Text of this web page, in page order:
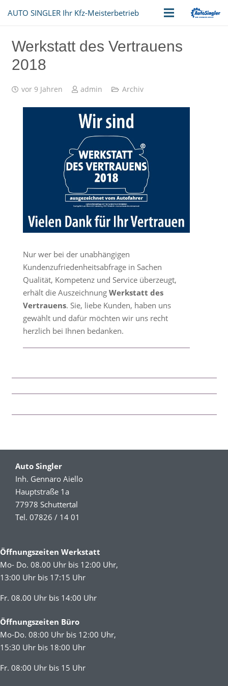
AUTO SINGLER Ihr Kfz-Meisterbetrieb
Werkstatt des Vertrauens
2018
vor 9 Jahren admin Archiv
Nur wer bei der unabhängigen
Kundenzufriedenheitsabfrage in Sachen
Qualität, Kompetenz und Service überzeugt,
erhält die Auszeichnung Werkstatt des
Vertrauens. Sie, liebe Kunden, haben uns
gewählt und dafür möchten wir uns recht
herzlich bei Ihnen bedanken.
Auto Singler
Inh. Gennaro Aiello
Hauptstraße 1a
77978 Schuttertal
Tel. 07826 / 14 01
Öffnungszeiten Werkstatt
Mo- Do. 08.00 Uhr bis 12:00 Uhr,
13:00 Uhr bis 17:15 Uhr
Fr. 08.00 Uhr bis 14:00 Uhr
Öffnungszeiten Büro
Mo-Do. 08:00 Uhr bis 12:00 Uhr,
15:30 Uhr bis 18:00 Uhr
Fr. 08:00 Uhr bis 15 Uhr